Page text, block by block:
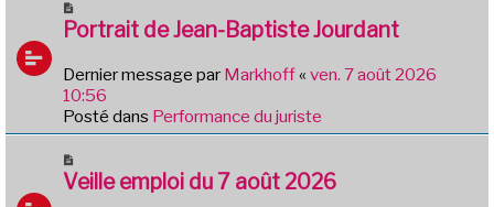
a
e
o
v
e
a
u
e
s
Portrait de Jean-Baptiste Jourdant
Dernier message par Markhoff« ven. 7 août 2026
10:56
Posté dans Performance du juriste
o
Veille emploi du 7 août 2026